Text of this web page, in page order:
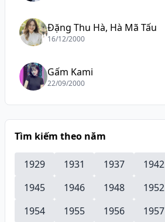
Đặng Thu Hà, Hà Mã Tấu
16/12/2000
Gấm Kami
22/09/2000
Tìm kiếm theo năm
1929 1931 1937 1942
1945
1946 1948 1952
1954
1955 1956 1957